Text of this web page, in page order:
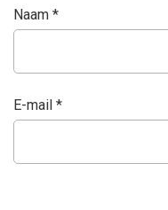
Naam *
E-mail *